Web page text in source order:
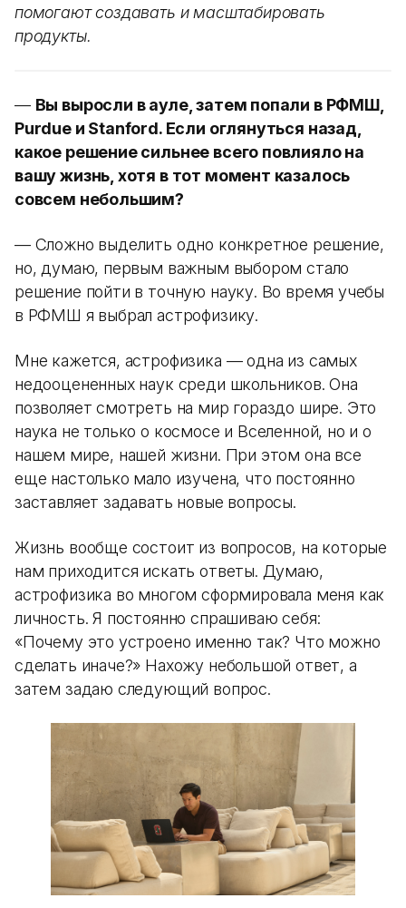
помогают создавать и масштабировать
продукты.
— Вы выросли в ауле, затем попали в РФМШ,
Purdue и Stanford. Если оглянуться назад,
какое решение сильнее всего повлияло на
вашу жизнь, хотя в тот момент казалось
совсем небольшим?
— Сложно выделить одно конкретное решение,
но, думаю, первым важным выбором стало
решение пойти в точную науку. Во время учебы
в РФМШ я выбрал астрофизику.
Мне кажется, астрофизика — одна из самых
недооцененных наук среди школьников. Она
позволяет смотреть на мир гораздо шире. Это
наука не только о космосе и Вселенной, но и о
нашем мире, нашей жизни. При этом она все
еще настолько мало изучена, что постоянно
заставляет задавать новые вопросы.
Жизнь вообще состоит из вопросов, на которые
нам приходится искать ответы. Думаю,
астрофизика во многом сформировала меня как
личность. Я постоянно спрашиваю себя:
«Почему это устроено именно так? Что можно
сделать иначе?» Нахожу небольшой ответ, а
затем задаю следующий вопрос.